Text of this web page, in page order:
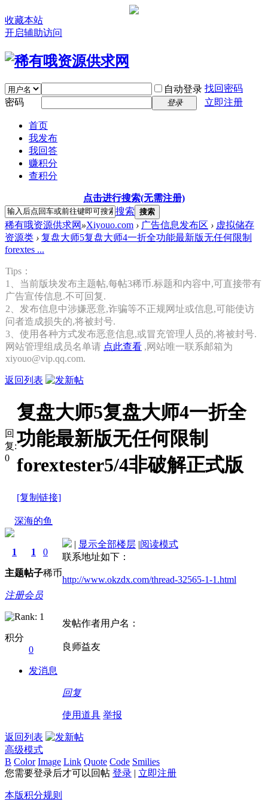
收藏本站
开启辅助访问
自动登录 找回密码
密码
登录 立即注册
首页
我发布
我回答
赚积分
查积分
点击进行搜索(无需注册)
搜索 搜索
稀有哦资源供求网 »Xiyouo.com › 广告信息发布区 › 虚拟储存
资源类 › 复盘大师5复盘大师4一折全功能最新版无任何限制
forextes ...
Tips：
1、当前版块发布主题帖,每帖3稀币.标题和内容中,可直接带有
广告宣传信息.不可回复.
2、发布信息中涉嫌恶意,诈骗等不正规网址或信息,可能使访
问者造成损失的,将被封号.
3、使用各种方式发布恶意信息,或冒充管理人员的,将被封号.
网站管理组成员名单请 点此查看 ,网站唯一联系邮箱为
xiyouo@vip.qq.com.
返回列表
回
复:
0
复盘大师5复盘大师4一折全
功能最新版无任何限制
forextester5/4非破解正式版
[复制链接]
深海的鱼
1
主题
1
帖子
0
稀币
注册会员
积分
0
发消息
| 显示全部楼层 |阅读模式
联系地址如下：
http://www.okzdx.com/thread-32565-1-1.html
发帖作者用户名：
良师益友
回复
使用道具 举报
返回列表
高级模式
B Color Image Link Quote Code Smilies
您需要登录后才可以回帖 登录 | 立即注册
本版积分规则